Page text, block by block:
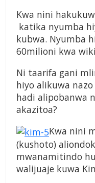
Kwa nini
katika nyumba
kubwa. Nyumba
60milioni kwa
Ni taarifa gani
hiyo alikuwa
hadi alipobanwa
akazitoa?
Kwa nini
(kushoto)
mwanamitindo
walijuaje kuwa